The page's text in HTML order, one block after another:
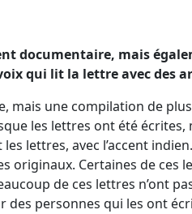
documentaire, mais
qui lit la lettre avec des
mais une compilation de
les lettres ont été
lettres, avec l’accent
originaux. Certaines de ces
de ces lettres n’ont
des personnes qui les ont